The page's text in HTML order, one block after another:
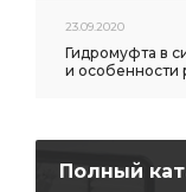
23.09.2020
Гидромуфта в
и особенности
Полный